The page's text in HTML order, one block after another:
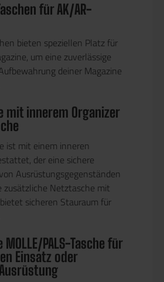
für AK/AR-
bieten speziellen Platz für
um eine zuverlässige
deiner Magazine
mit innerem Organizer
ist mit einem inneren
der eine sichere
Ausrüstungsgegenständen
zusätzliche Netztasche mit
sicheren Stauraum für
PALS-Tasche für
Einsatz oder